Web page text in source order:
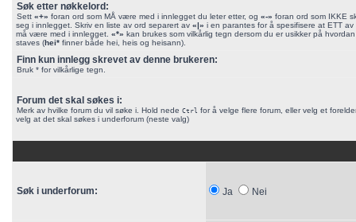
Søk etter nøkkelord:
Sett «+» foran ord som MÅ være med i innlegget du leter etter, og «-» foran ord som IKKE
seg i innlegget. Skriv en liste av ord separert av «|» i en parantes for å spesifisere at ETT av
må være med i innlegget. «*» kan brukes som vilkårlig tegn dersom du er usikker på
staves (hei* finner både hei, heis og heisann).
Finn kun innlegg skrevet av denne brukeren:
Bruk * for vilkårlige tegn.
Forum det skal søkes i:
Merk av hvilke forum du vil søke i. Hold nede Ctrl for å velge flere forum, eller velg et
velg at det skal søkes i underforum (neste valg)
Søk i underforum: Ja Nei